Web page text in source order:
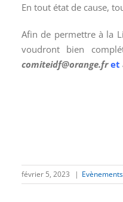
En tout état de cause,
Afin de permettre à la
voudront bien
comiteidf@orange.fr et
février 5, 2023 |